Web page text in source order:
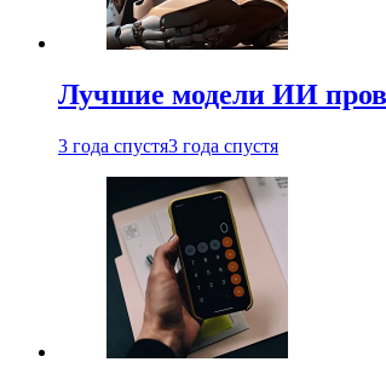
Лучшие модели ИИ
3 года спустя3 года спустя